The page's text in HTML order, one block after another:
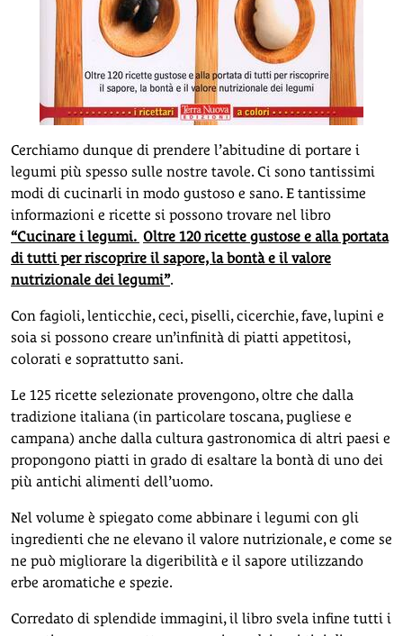
Cerchiamo dunque di prendere l’abitudine di portare i
legumi più spesso sulle nostre tavole. Ci sono tantissimi
modi di cucinarli in modo gustoso e sano. E tantissime
informazioni e ricette si possono trovare nel libro
“Cucinare i legumi. Oltre 120 ricette gustose e alla portata
di tutti per riscoprire il sapore, la bontà e il valore
nutrizionale dei legumi”.
Con fagioli, lenticchie, ceci, piselli, cicerchie, fave, lupini e
soia si possono creare un’infinità di piatti appetitosi,
colorati e soprattutto sani.
Le 125 ricette selezionate provengono, oltre che dalla
tradizione italiana (in particolare toscana, pugliese e
campana) anche dalla cultura gastronomica di altri paesi e
propongono piatti in grado di esaltare la bontà di uno dei
più antichi alimenti dell’uomo.
Nel volume è spiegato come abbinare i legumi con gli
ingredienti che ne elevano il valore nutrizionale, e come se
ne può migliorare la digeribilità e il sapore utilizzando
erbe aromatiche e spezie.
Corredato di splendide immagini, il libro svela infine tutti i